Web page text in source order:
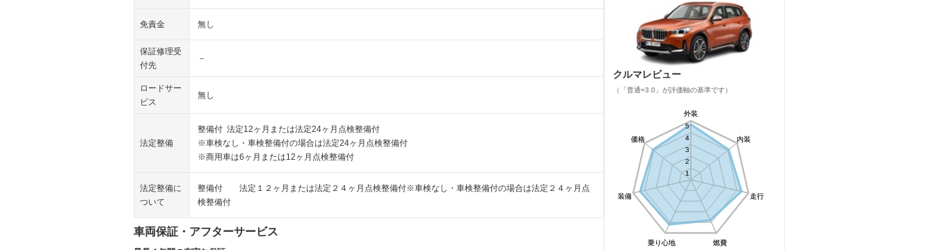
免責金 無し
保証修理受
付先
－
ロードサー
ビス
無し
法定整備
整備付 法定12ヶ月または法定24ヶ月点検整備付
※車検なし・車検整備付の場合は法定24ヶ月点検整備付
※商用車は6ヶ月または12ヶ月点検整備付
法定整備に
ついて
整備付 法定１２ヶ月または法定２４ヶ月点検整備付※車検なし・車検整備付の場合は法定２４ヶ月点
検整備付
車両保証・アフターサービス
クルマレビュー
（「普通=3.0」が評価軸の基準です）
外装
内装
走行
燃費
乗り心地
装備
価格
1
2
3
4
5
外装
内装
走行
燃費
乗り心地
装備
価格
1
2
3
4
5